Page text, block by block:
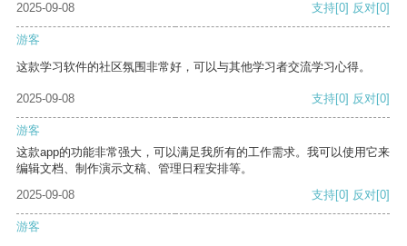
2025-09-08
支持[0] 反对[0]
游客
这款学习软件的社区氛围非常好，可以与其他学习者交流学习心得。
2025-09-08 支持[0] 反对[0]
游客
这款app的功能非常强大，可以满足我所有的工作需求。我可以使用它来
编辑文档、制作演示文稿、管理日程安排等。
2025-09-08
支持[0] 反对[0]
游客